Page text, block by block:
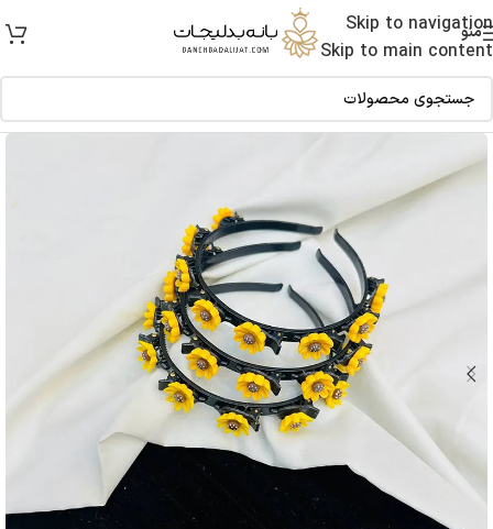
Skip to navigation
Skip to main content
منو